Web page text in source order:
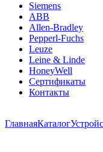
Siemens
ABB
Allen-Bradley
Pepperl-Fuchs
Leuze
Leine & Linde
HoneyWell
Сертификаты
Контакты
ГлавнаяКаталог